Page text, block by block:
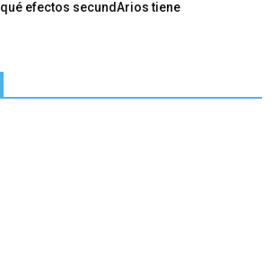
qué efectos secundArios tiene